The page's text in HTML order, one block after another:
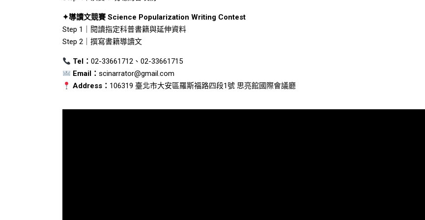
✦導讀文競賽Science Popularization Writing Contest
Step 1｜閱讀指定科普書籍與延伸資料
Step 2｜撰寫書籍導讀文
Tel：02-33661712、02-33661715
Email：scinarrator@gmail.com
Address： 106319 臺北市大安區羅斯福路四段1號 思亮館國際會議廳